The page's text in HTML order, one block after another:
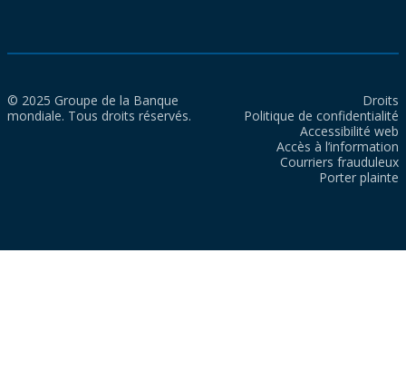
© 2025 Groupe de la Banque
mondiale. Tous droits réservés.
Droits
Politique de confidentialité
Accessibilité web
Accès à l’information
Courriers frauduleux
Porter plainte